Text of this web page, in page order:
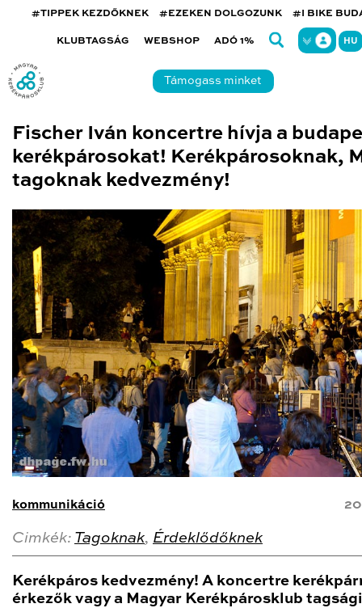
#TIPPEK KEZDŐKNEK #EZEKEN DOLGOZUNK #I BIKE
KLUBTAGSÁG WEBSHOP ADÓ 1% HU
Támogass minket
Fischer Iván koncertre hívja a
kerékpárosokat! Kerékpárosoknak,
tagoknak kedvezmény!
kommunikáció
Cimkék: Tagoknak, Érdeklődőknek
Kerékpáros kedvezmény! A koncertre
érkezők vagy a Magyar Kerékpárosklub tagsági